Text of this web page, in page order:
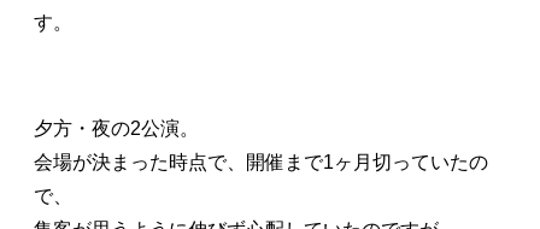
す。
夕方・夜の2公演。
会場が決まった時点で、開催まで1ヶ月切っていたの
で、